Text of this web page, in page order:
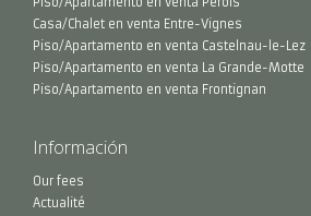
Casa/Chalet en venta Entre-Vignes
Piso/Apartamento en venta Castelnau-le-Lez
Piso/Apartamento en venta La Grande-Motte
Piso/Apartamento en venta Frontignan
Información
Our fees
Actualité